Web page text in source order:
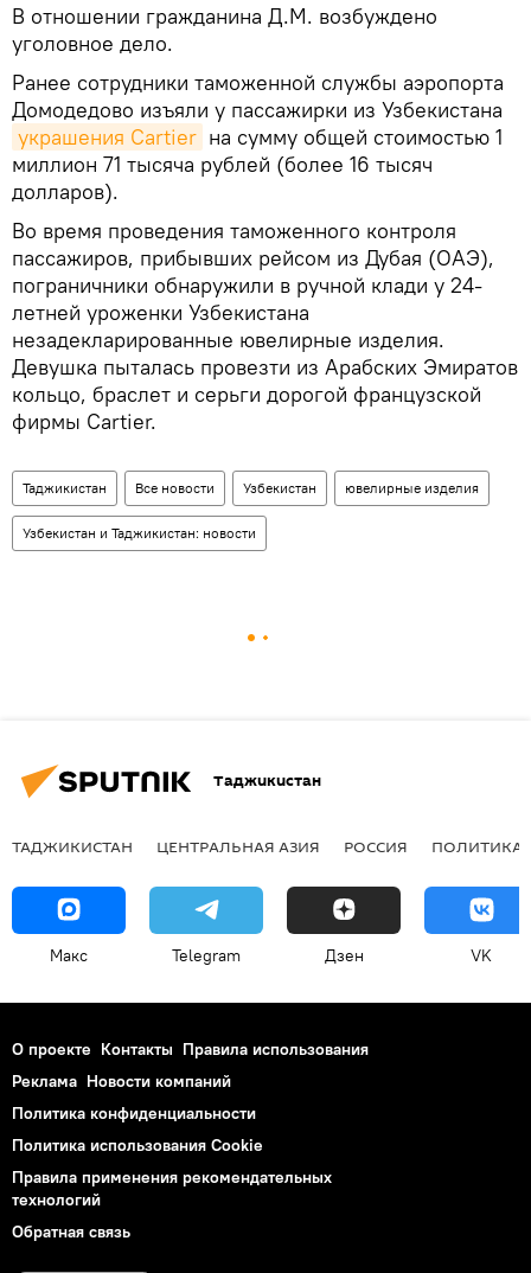
В отношении гражданина Д.М. возбуждено
уголовное дело.
Ранее сотрудники таможенной службы аэропорта
Домодедово изъяли у пассажирки из Узбекистана
украшения Cartier на сумму общей стоимостью 1
миллион 71 тысяча рублей (более 16 тысяч
долларов).
Во время проведения таможенного контроля
пассажиров, прибывших рейсом из Дубая (ОАЭ),
пограничники обнаружили в ручной клади у 24-
летней уроженки Узбекистана
незадекларированные ювелирные изделия.
Девушка пыталась провезти из Арабских Эмиратов
кольцо, браслет и серьги дорогой французской
фирмы Cartier.
Таджикистан Все новости Узбекистан ювелирные изделия
Узбекистан и Таджикистан: новости
Таджикистан
ТАДЖИКИСТАН ЦЕНТРАЛЬНАЯ АЗИЯ РОССИЯ ПОЛИТИКА
Макс Telegram Дзен VK
О проекте Контакты Правила использования
Реклама Новости компаний
Политика конфиденциальности
Политика использования Cookie
Правила применения рекомендательных
технологий
Обратная связь